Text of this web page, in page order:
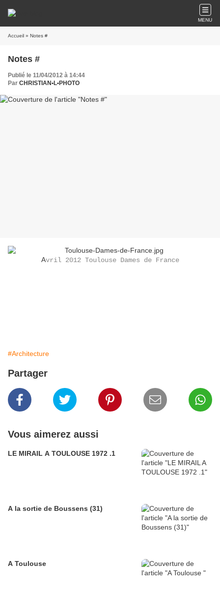
MENU
Accueil » Notes #
Notes #
Publié le 11/04/2012 à 14:44
Par CHRISTIAN•L•PHOTO
Avril 2012 Toulouse Dames de France
#Architecture
Partager
Vous aimerez aussi
LE MIRAIL A TOULOUSE 1972 .1
A la sortie de Boussens (31)
A Toulouse